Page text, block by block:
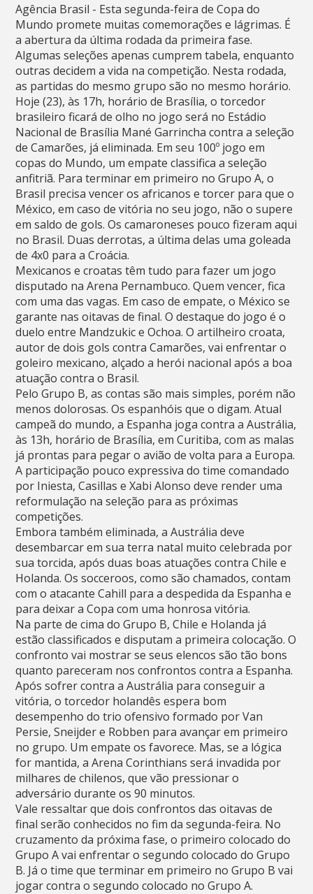
Agência Brasil - Esta segunda-feira de Copa do
Mundo promete muitas comemorações e lágrimas. É
a abertura da última rodada da primeira fase.
Algumas seleções apenas cumprem tabela, enquanto
outras decidem a vida na competição. Nesta rodada,
as partidas do mesmo grupo são no mesmo horário.
Hoje (23), às 17h, horário de Brasília, o torcedor
brasileiro ficará de olho no jogo será no Estádio
Nacional de Brasília Mané Garrincha contra a seleção
de Camarões, já eliminada. Em seu 100º jogo em
copas do Mundo, um empate classifica a seleção
anfitriã. Para terminar em primeiro no Grupo A, o
Brasil precisa vencer os africanos e torcer para que o
México, em caso de vitória no seu jogo, não o supere
em saldo de gols. Os camaroneses pouco fizeram aqui
no Brasil. Duas derrotas, a última delas uma goleada
de 4x0 para a Croácia.
Mexicanos e croatas têm tudo para fazer um jogo
disputado na Arena Pernambuco. Quem vencer, fica
com uma das vagas. Em caso de empate, o México se
garante nas oitavas de final. O destaque do jogo é o
duelo entre Mandzukic e Ochoa. O artilheiro croata,
autor de dois gols contra Camarões, vai enfrentar o
goleiro mexicano, alçado a herói nacional após a boa
atuação contra o Brasil.
Pelo Grupo B, as contas são mais simples, porém não
menos dolorosas. Os espanhóis que o digam. Atual
campeã do mundo, a Espanha joga contra a Austrália,
às 13h, horário de Brasília, em Curitiba, com as malas
já prontas para pegar o avião de volta para a Europa.
A participação pouco expressiva do time comandado
por Iniesta, Casillas e Xabi Alonso deve render uma
reformulação na seleção para as próximas
competições.
Embora também eliminada, a Austrália deve
desembarcar em sua terra natal muito celebrada por
sua torcida, após duas boas atuações contra Chile e
Holanda. Os socceroos, como são chamados, contam
com o atacante Cahill para a despedida da Espanha e
para deixar a Copa com uma honrosa vitória.
Na parte de cima do Grupo B, Chile e Holanda já
estão classificados e disputam a primeira colocação. O
confronto vai mostrar se seus elencos são tão bons
quanto pareceram nos confrontos contra a Espanha.
Após sofrer contra a Austrália para conseguir a
vitória, o torcedor holandês espera bom
desempenho do trio ofensivo formado por Van
Persie, Sneijder e Robben para avançar em primeiro
no grupo. Um empate os favorece. Mas, se a lógica
for mantida, a Arena Corinthians será invadida por
milhares de chilenos, que vão pressionar o
adversário durante os 90 minutos.
Vale ressaltar que dois confrontos das oitavas de
final serão conhecidos no fim da segunda-feira. No
cruzamento da próxima fase, o primeiro colocado do
Grupo A vai enfrentar o segundo colocado do Grupo
B. Já o time que terminar em primeiro no Grupo B vai
jogar contra o segundo colocado no Grupo A.